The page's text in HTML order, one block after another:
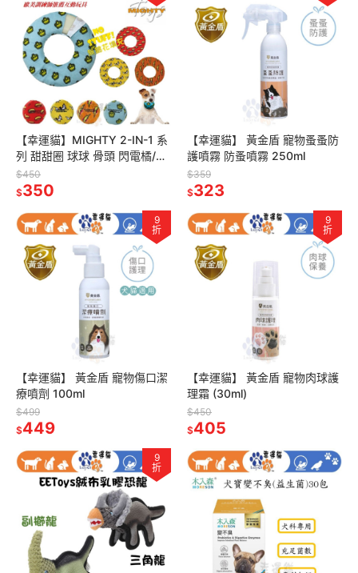
【幸運貓】MIGHTY 2-IN-1 系
列 甜甜圈 球球 骨頭 閃電橘/皇
冠藍/獨角獸黃/熱狗紅 狗狗玩
具 寵物玩具
$450
$350
【幸運貓】 黃金盾 寵物蚤蚤防
護噴霧 防蚤噴霧 250ml
$359
$323
9
折
【幸運貓】 黃金盾 寵物傷口潔
療噴劑 100ml
$499
$449
9
折
【幸運貓】 黃金盾 寵物肉球護
理霜 (30ml)
$450
$405
9
折